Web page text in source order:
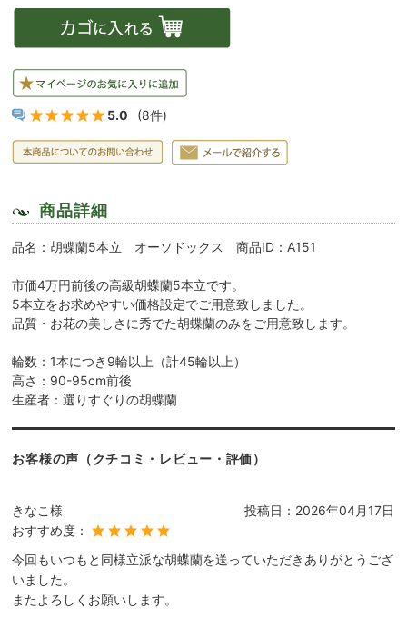
5.0 (8件)
商品詳細
品名：胡蝶蘭5本立 オーソドックス 商品ID：A151
市価4万円前後の高級胡蝶蘭5本立です。
5本立をお求めやすい価格設定でご用意致しました。
品質・お花の美しさに秀でた胡蝶蘭のみをご用意致します。
輪数：1本につき9輪以上（計45輪以上）
高さ：90-95cm前後
生産者：選りすぐりの胡蝶蘭
お客様の声（クチコミ・レビュー・評価）
きなこ様 投稿日： 2026年04月17日
おすすめ度：
今回もいつもと同様立派な胡蝶蘭を送っていただきありがとうござ
いました。
またよろしくお願いします。